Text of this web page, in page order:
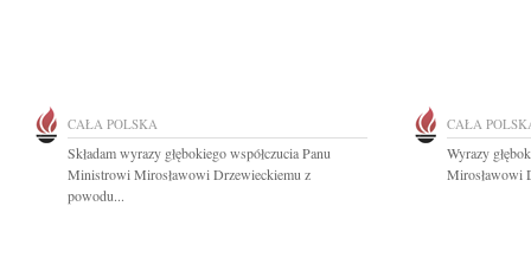
CAŁA POLSKA
Składam wyrazy głębokiego współczucia Panu
Ministrowi Mirosławowi Drzewieckiemu z
powodu...
CAŁA
Wyrazy
Mirosławowi